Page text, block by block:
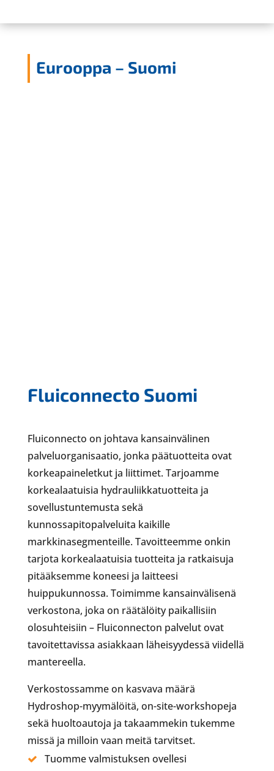
Eurooppa – Suomi
Fluiconnecto Suomi
Fluiconnecto on johtava kansainvälinen
palveluorganisaatio, jonka päätuotteita ovat
korkeapaineletkut ja liittimet. Tarjoamme
korkealaatuisia hydrauliikkatuotteita ja
sovellustuntemusta sekä
kunnossapitopalveluita kaikille
markkinasegmenteille. Tavoitteemme onkin
tarjota korkealaatuisia tuotteita ja ratkaisuja
pitääksemme koneesi ja laitteesi
huippukunnossa. Toimimme kansainvälisenä
verkostona, joka on räätälöity paikallisiin
olosuhteisiin – Fluiconnecton palvelut ovat
tavoitettavissa asiakkaan läheisyydessä viidellä
mantereella.
Verkostossamme on kasvava määrä
Hydroshop-myymälöitä, on-site-workshopeja
sekä huoltoautoja ja takaammekin tukemme
missä ja milloin vaan meitä tarvitset.
Tuomme valmistuksen ovellesi